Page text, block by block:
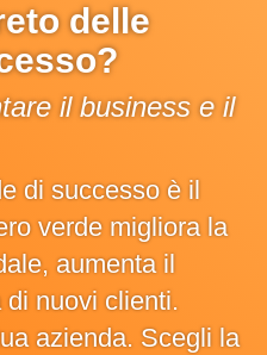
delle
il business e il
di successo è il
verde migliora la
aumenta il
nuovi clienti.
azienda. Scegli la